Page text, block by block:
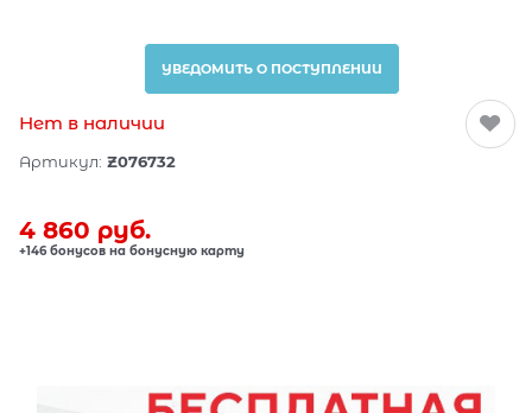
УВЕДОМИТЬ О ПОСТУПЛЕНИИ
Нет в наличии
Артикул: Z076732
4 860 руб.
+146 бонусов на бонусную карту